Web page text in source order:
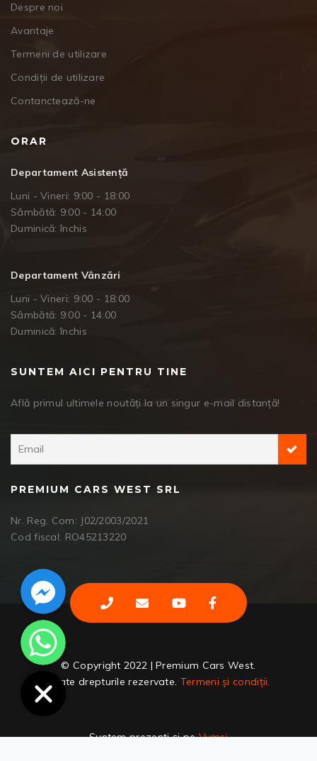
Despre noi
Avantaje
Termeni de utilizare
Condiții de utilizare
Contanctează-ne
ORAR
Departament Asistență
Luni - Vineri: 9:00 - 18:00
Sâmbătă: 9:00 - 14:00
Duminică: închis
Departament Vânzări
Luni - Vineri: 9:00 - 18:00
Sâmbătă: 9:00 - 14:00
Duminică: închis
SUNTEM AICI PENTRU TINE
Află primul ultimele noutăți la un singur e-mail distanță!
PREMIUM CARS WEST SRL
Nr. Reg. Com: J02/2003/2021
Cod fiscal: RO45213220
© Copyright 2022 | Premium Cars West.
Toate drepturile rezervate. Termeni și condiții.
Suntem prezenți și peVumsi
Facebook Messenger
WhatsApp